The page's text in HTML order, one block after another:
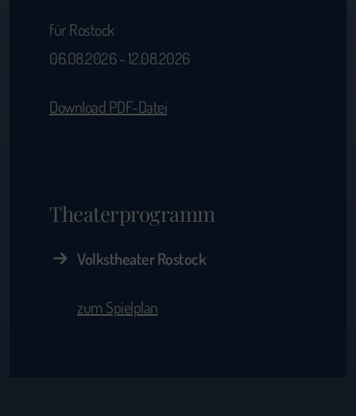
für Rostock
06.08.2026 - 12.08.2026
Download PDF-Datei
Theaterprogramm
Volkstheater Rostock
zum Spielplan